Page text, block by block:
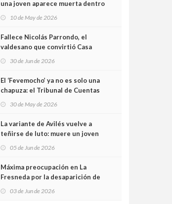
una joven aparece muerta dentro
cámaras captan sus últimos
minutos
10 de May de 2026
Fallece Nicolás Parrondo, el
valdesano que convirtió Casa
30 de Jun de 2026
El ‘Fevemocho’ ya no es solo una
chapuza: el Tribunal de Cuentas
sobrecoste de los trenes que no
cabían por los túneles
30 de May de 2026
La variante de Avilés vuelve a
teñirse de luto: muere un joven
05 de Jun de 2026
Máxima preocupación en La
Fresneda por la desaparición de
03 de Jun de 2026